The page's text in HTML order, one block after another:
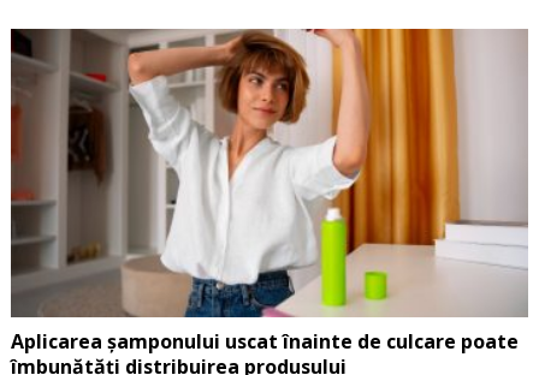
Aplicarea șamponului uscat înainte de culcare poate
îmbunătăți distribuirea produsului